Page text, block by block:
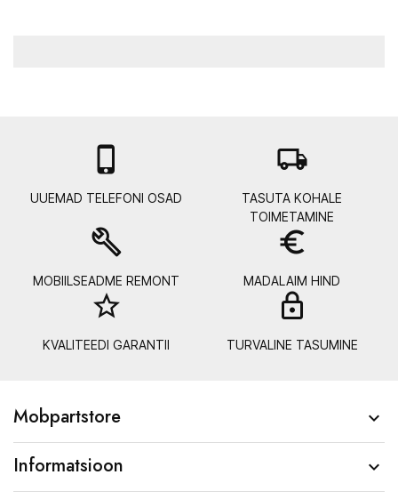

UUEMAD TELEFONI OSAD
local_shipping
TASUTA KOHALE
TOIMETAMINE
build
MOBIILSEADME REMONT
euro_symbol
MADALAIM HIND
star_border
KVALITEEDI GARANTII TURVALINE TASUMINE
Mobpartstore 
Informatsioon 